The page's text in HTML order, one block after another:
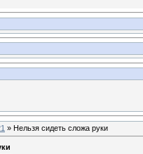
» Нельзя сидеть сложа руки